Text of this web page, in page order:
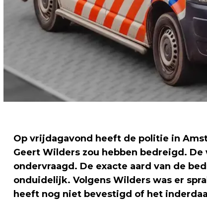
Op vrijdagavond heeft de politie in
Geert Wilders zou hebben bedreigd.
ondervraagd. De exacte aard van de
onduidelijk. Volgens Wilders was er
heeft nog niet bevestigd of het